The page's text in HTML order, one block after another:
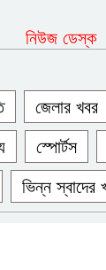
নিউজ ডেস্ক
জেলার খবর
স্পোর্টস
ভিন্ন স্বাদের